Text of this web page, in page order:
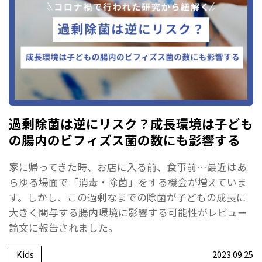
過剰除菌は逆にリスク？成長環境は子ども
の腸内のビフィズス菌の数にも影響する
家に帰ってきた時、お店に入る前、食事前…最近はあ
らゆる場面で「消毒・除菌」をする機会が増えていま
す。しかし、この過剰なまでの除菌が子どもの成長に
大きく関与する腸内環境に影響する可能性がレビュー
論文に報告されました。
Kids 2023.09.25